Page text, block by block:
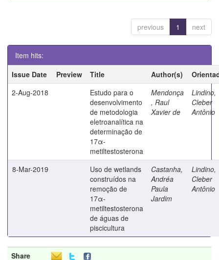
previous 1 next
Item hits:
Issue Date
Preview Title Author(s)
2-Aug-2018
Estudo para o
desenvolvimento
de metodologia
eletroanalítica na
determinação de
17α-
metiltestosterona
Mendonça
, Raul
Xavier de
Lindino,
Cleber
Antônio
8-Mar-2019
Uso de wetlands
construídos na
remoção de
17α-
metiltestosterona
de águas de
piscicultura
Castanha,
Andréa
Paula
Jardim
Lindino,
Cleber
Antônio
Share